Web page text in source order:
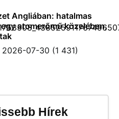
Angliában: hatalmas
atomerőmű közelében,
2026-07-30 (1 431)
Hírek